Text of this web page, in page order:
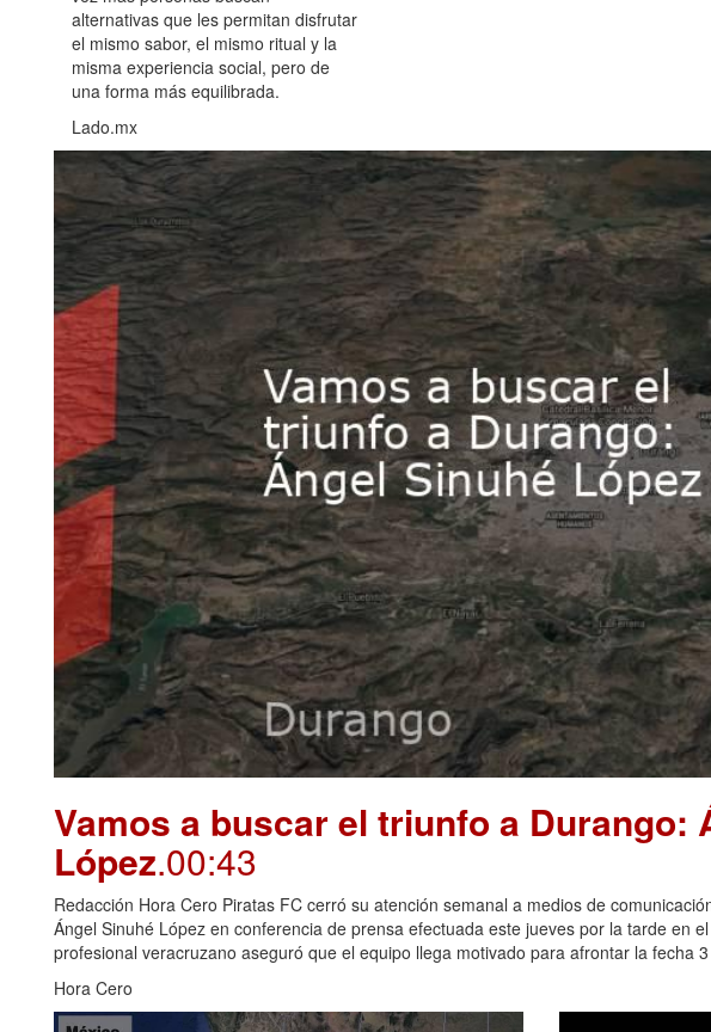
alternativas que les permitan disfrutar
el mismo sabor, el mismo ritual y la
misma experiencia social, pero de
una forma más equilibrada.
Lado.mx
Vamos a buscar el triunfo a Durango:
López.00:43
Redacción Hora Cero Piratas FC cerró su atención semanal a medios de
Ángel Sinuhé López en conferencia de prensa efectuada este jueves por la tarde en
profesional veracruzano aseguró que el equipo llega motivado para afrontar la fecha
Hora Cero